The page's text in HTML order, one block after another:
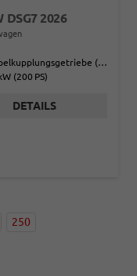
DSG7 2026
Doppelkupplungsgetriebe (DSG)
(200 PS)
DETAILS
250